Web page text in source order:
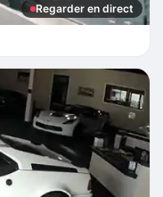
Regarder en direct